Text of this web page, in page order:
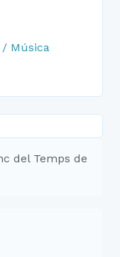
Música
del Temps de